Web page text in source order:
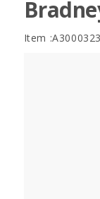
Item :A3000323